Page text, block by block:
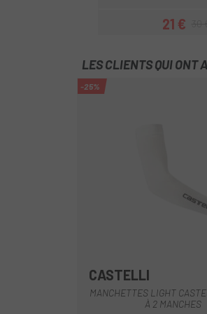
Prix
21 €Prix
LES CLIENTS QUI ONT
-25%
CASTELLI
MANCHETTES LIGHT
À 2 MANCHES